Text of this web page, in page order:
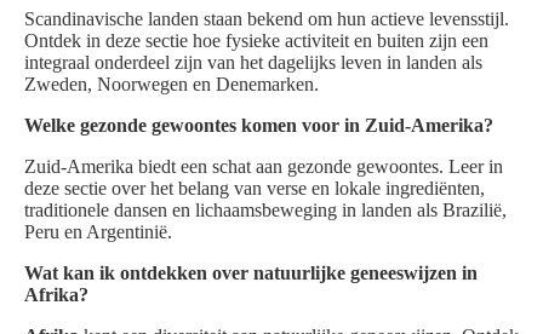
Scandinavische landen staan bekend om hun actieve levensstijl.
Ontdek in deze sectie hoe fysieke activiteit en buiten zijn een
integraal onderdeel zijn van het dagelijks leven in landen als
Zweden, Noorwegen en Denemarken.
Welke gezonde gewoontes komen voor in Zuid-Amerika?
Zuid-Amerika biedt een schat aan gezonde gewoontes. Leer in
deze sectie over het belang van verse en lokale ingrediënten,
traditionele dansen en lichaamsbeweging in landen als Brazilië,
Peru en Argentinië.
Wat kan ik ontdekken over natuurlijke geneeswijzen in
Afrika?